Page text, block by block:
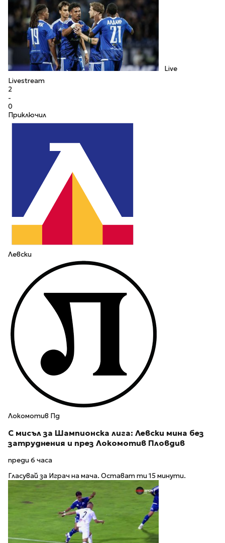
Live
Livestream
2
-
0
Приключил
Левски
Локомотив Пд
С мисъл за Шампионска лига: Левски мина без
затруднения и през Локомотив Пловдив
преди 6 часа
Гласувай за Играч на мача. Остават ти 15 минути.